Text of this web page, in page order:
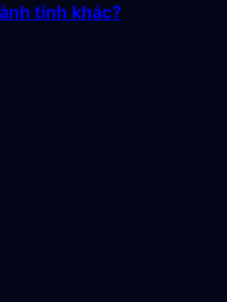
tinh khác?